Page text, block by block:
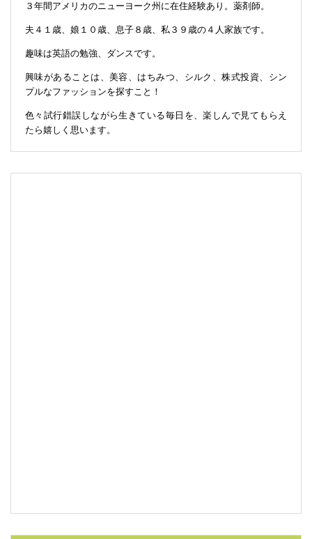
３年間アメリカのニューヨーク州に在住経験あり。薬剤師。
夫４１歳、娘１０歳、息子８歳、私３９歳の４人家族です。
趣味は英語の勉強、ダンスです。
興味があることは、美容、はちみつ、シルク、株式投資、シン
プルなファッションを探すこと！
色々試行錯誤しながら生きている毎日を、楽しんで見てもらえ
たら嬉しく思います。